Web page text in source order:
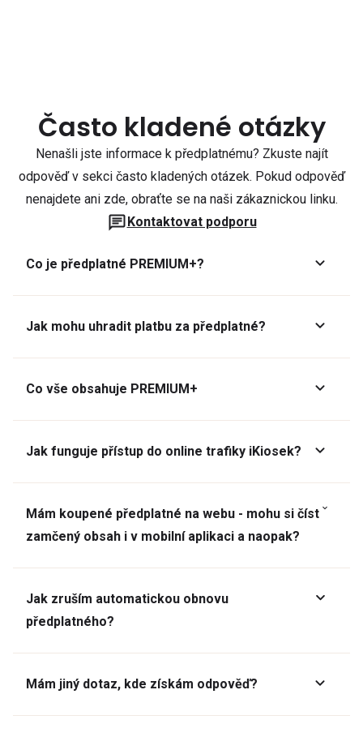
Často kladené otázky
Nenašli jste informace k předplatnému? Zkuste najít
odpověď v sekci často kladených otázek. Pokud odpověď
nenajdete ani zde, obraťte se na naši zákaznickou linku.
Kontaktovat podporu
Co je předplatné PREMIUM+?
Jak mohu uhradit platbu za předplatné?
Co vše obsahuje PREMIUM+
Jak funguje přístup do online trafiky iKiosek?
Mám koupené předplatné na webu - mohu si číst
zamčený obsah i v mobilní aplikaci a naopak?
Jak zruším automatickou obnovu
předplatného?
Mám jiný dotaz, kde získám odpověď?